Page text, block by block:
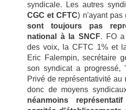
syndicale. Les autres
CGC et CFTC) n'ayant pas
sont toujours pas
national à la SNCF. FO a
des voix, la CFTC 1% et
Eric Falempin, secrétaire
son syndicat a progressé,
Privé de représentativité
donc de moyens
néanmoins